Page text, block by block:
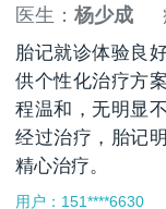
医生：杨少成
胎记就诊体验良
供个性化治疗方
程温和，无明显
经过治疗，胎记
精心治疗。
用户：151****6630